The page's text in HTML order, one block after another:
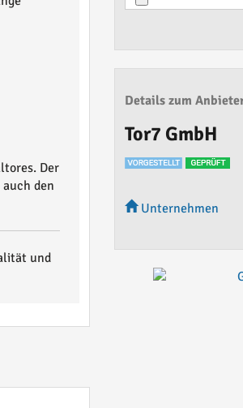
Der
den
und
Details zum
Tor7 GmbH
Unternehmen